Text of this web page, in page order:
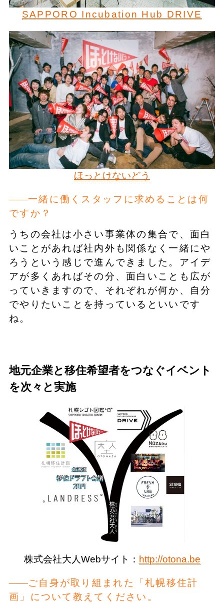
SAPPORO Incubation Hub DRIVE
ほっとけないどう
一緒に働くスタッフに求めることは何
ですか？
うちの会社は小さい事業体の集合で、面白
いことがあれば社内外も関係なく一緒にや
ろうという感じで進んできました。アイデ
アが多くあればその分、面白いことも広が
っていきますので、それぞれが何か、自分
でやりたいことを持っているといいです
ね。
地元企業と移住希望者をつなぐイベント
を次々と実施
株式会社大人Webサイト： http://otona.be
ご自身が取り組まれた「札幌移住計
画」について教えてください。